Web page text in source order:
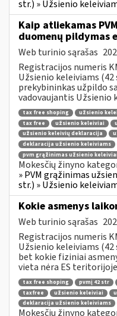
str.) » Užsienio
Kaip atliekamas
duomenų pildymas
Web turinio sąrašas
Registracijos numeris
Užsienio keleiviams
prekybininkas užpildo
vadovaujantis Užsienio
tax free shoping užsienio
tax free
užsienio keleiviai
užsienio keleivių deklaracija
deklaracija užsienio keleiviams
pvm grąžinimas užsienio
Mokesčių žinyno
» PVM grąžinimas
str.) » Užsienio
Kokie asmenys
Web turinio sąrašas
Registracijos numeris
Užsienio keleiviams
bet kokie fiziniai
vieta nėra ES
tax free shoping pvmį 42 str
taxfree
užsienio keleiviai
deklaracija užsienio keleiviams
Mokesčių žinyno